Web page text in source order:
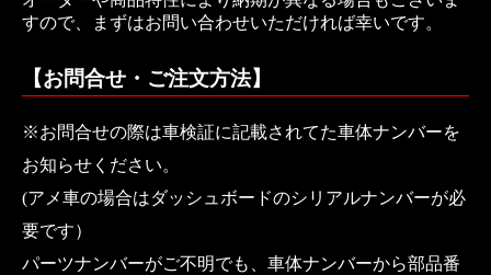
すので、まずはお問い合わせいただければ幸いです。
【お問合せ・ご注文方法】
※お問合せの際は車検証に記載されてた車体ナンバーを
お知らせください。
(アメ車の場合はダッシュボードのシリアルナンバーが必
要です）
パーツナンバーがご不明でも、車体ナンバーから部品番